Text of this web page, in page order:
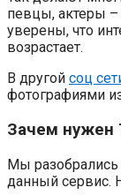
певцы, актеры –
уверены, что
возрастает.
В другой соц
фотографиями
Зачем нужен
Мы разобрались
данный сервис.